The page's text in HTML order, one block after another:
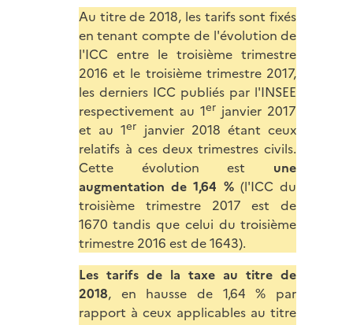
Au titre de 2018, les tarifs sont fixés
en tenant compte de l'évolution de
l'ICC entre le troisième trimestre
2016 et le troisième trimestre 2017,
les derniers ICC publiés par l'INSEE
respectivement au 1er janvier 2017
et au 1er janvier 2018 étant ceux
relatifs à ces deux trimestres civils.
Cette évolution est une
augmentation de 1,64 %(l'ICC du
troisième trimestre 2017 est de
1670 tandis que celui du troisième
trimestre 2016 est de 1643).
Les tarifs de la taxe au titre de
2018, en hausse de 1,64 % par
rapport à ceux applicables au titre